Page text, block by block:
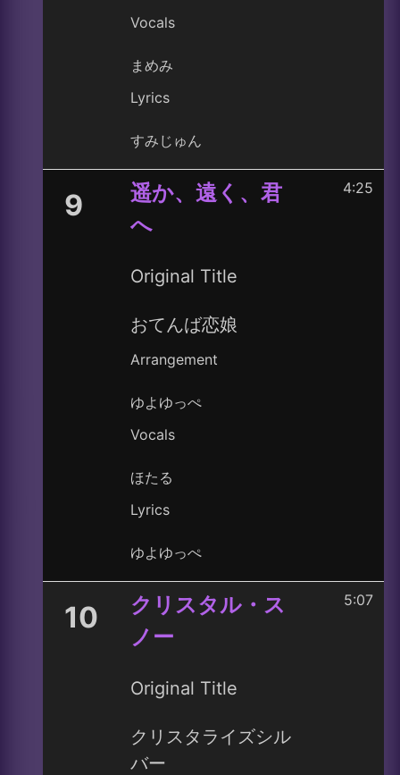
Vocals
まめみ
Lyrics
すみじゅん
9
遥か、遠く、君
へ
Original Title
おてんば恋娘
Arrangement
ゆよゆっぺ
Vocals
ほたる
Lyrics
ゆよゆっぺ
4:25
10
クリスタル・ス
ノー
Original Title
クリスタライズシル
バー
5:07